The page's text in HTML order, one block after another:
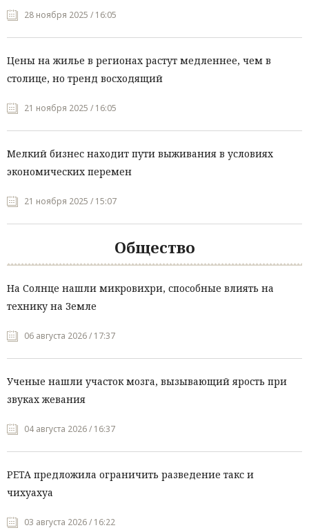
28 ноября 2025 / 16:05
Цены на жилье в регионах растут медленнее, чем в
столице, но тренд восходящий
21 ноября 2025 / 16:05
Мелкий бизнес находит пути выживания в условиях
экономических перемен
21 ноября 2025 / 15:07
Общество
На Солнце нашли микровихри, способные влиять на
технику на Земле
06 августа 2026 / 17:37
Ученые нашли участок мозга, вызывающий ярость при
звуках жевания
04 августа 2026 / 16:37
PETA предложила ограничить разведение такс и
чихуахуа
03 августа 2026 / 16:22